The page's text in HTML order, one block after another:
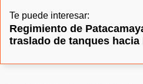
Te puede interesar:
Regimiento de
traslado de tanques hacia